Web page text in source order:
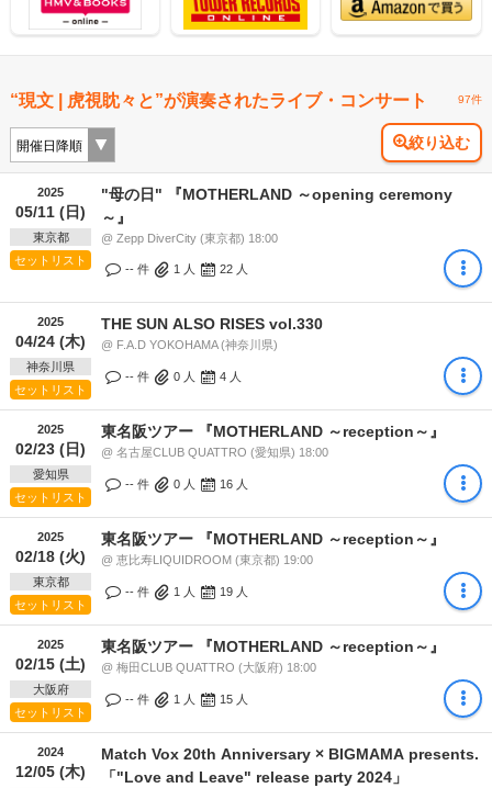
“現文 | 虎視眈々と”が演奏されたライブ・コンサート 97件
絞り込む
2025
05/11 (日)
東京都
セットリスト
"母の日" 『MOTHERLAND ～opening ceremony
～』
@ Zepp DiverCity (東京都) 18:00
-- 件 1 人 22 人
2025
04/24 (木)
神奈川県
セットリスト
THE SUN ALSO RISES vol.330
@ F.A.D YOKOHAMA (神奈川県)
-- 件 0 人 4 人
2025
02/23 (日)
愛知県
セットリスト
東名阪ツアー 『MOTHERLAND ～reception～』
@ 名古屋CLUB QUATTRO (愛知県) 18:00
-- 件 0 人 16 人
2025
02/18 (火)
東京都
セットリスト
東名阪ツアー 『MOTHERLAND ～reception～』
@ 恵比寿LIQUIDROOM (東京都) 19:00
-- 件 1 人 19 人
2025
02/15 (土)
大阪府
セットリスト
東名阪ツアー 『MOTHERLAND ～reception～』
@ 梅田CLUB QUATTRO (大阪府) 18:00
-- 件 1 人 15 人
2024
12/05 (木)
Match Vox 20th Anniversary × BIGMAMA presents.
「"Love and Leave" release party 2024」